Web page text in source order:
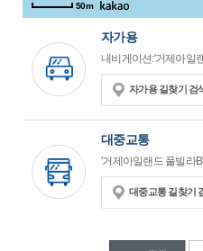
50m
자가용
내비게이션:'거제아일
자가용 길찾기 검
대중교통
'거제아일랜드 풀빌라
대중교통 길찾기